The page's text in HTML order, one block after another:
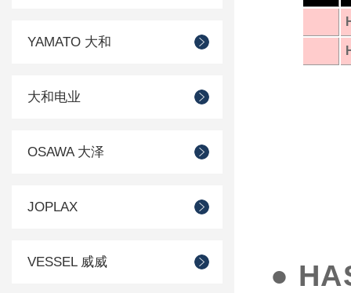
YAMATO 大和
大和电业
OSAWA 大泽
JOPLAX
VESSEL 威威
●